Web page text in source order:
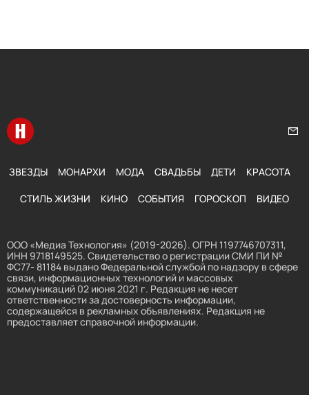
Перейти на главную
ЗВЕЗДЫ МОНАРХИ МОДА СВАДЬБЫ ДЕТИ КРАСОТА
СТИЛЬ ЖИЗНИ КИНО СОБЫТИЯ ГОРОСКОП ВИДЕО
ООО «Медиа Технология» (2019-2026). ОГРН 1197746707311,
ИНН 9718149525. Свидетельство о регистрации СМИ ПИ №
ФС77- 81184 выдано Федеральной службой по надзору в сфере
связи, информационных технологий и массовых
коммуникаций 02 июня 2021 г. Редакция не несет
ответственности за достоверность информации,
содержащейся в рекламных объявлениях. Редакция не
предоставляет справочной информации.